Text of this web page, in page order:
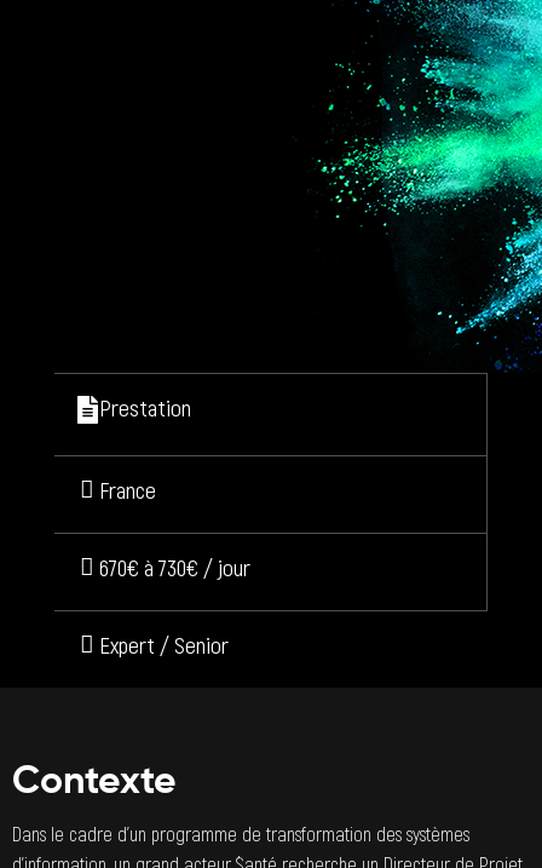
Prestation
France
670€ à 730€ / jour
Expert / Senior
Contexte
Dans le cadre d’un programme de transformation des systèmes